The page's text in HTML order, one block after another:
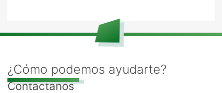
¿Cómo podemos ayudarte?
Contáctanos